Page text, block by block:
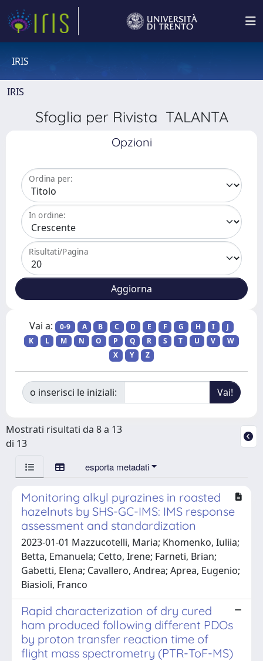
IRIS
IRIS
Sfoglia per Rivista TALANTA
Opzioni
Ordina per:
In ordine:
Risultati/Pagina
Vai a: 0-9 A B C D E F G H I
J
K
L M N O P Q R S T U V
W
X
Y Z
o inserisci le iniziali:
Mostrati risultati da 8 a 13
di 13
esporta metadati
Monitoring alkyl pyrazines in roasted
hazelnuts by SHS-GC-IMS: IMS response
assessment and standardization
2023-01-01 Mazzucotelli, Maria; Khomenko, Iuliia;
Betta, Emanuela; Cetto, Irene; Farneti, Brian;
Gabetti, Elena; Cavallero, Andrea; Aprea, Eugenio;
Biasioli, Franco
Rapid characterization of dry cured
ham produced following different PDOs
by proton transfer reaction time of
flight mass spectrometry (PTR-ToF-MS)